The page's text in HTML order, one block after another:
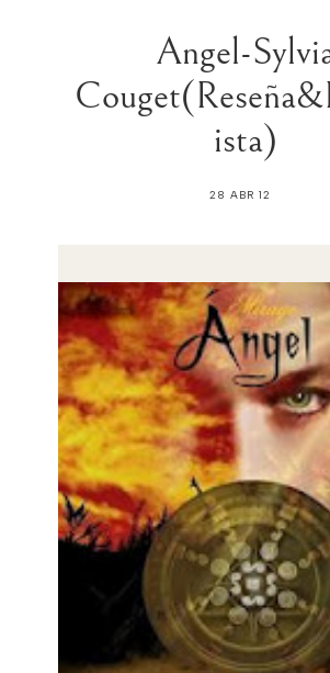
Angel-
ista)
28 ABR 12